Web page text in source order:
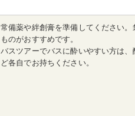
常備薬や絆創膏を準備してください
ものがおすすめです。
バスツアーでバスに酔いやすい方は
ど各自でお持ちください。